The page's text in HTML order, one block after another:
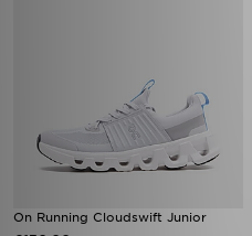
On Running Cloudswift Junior